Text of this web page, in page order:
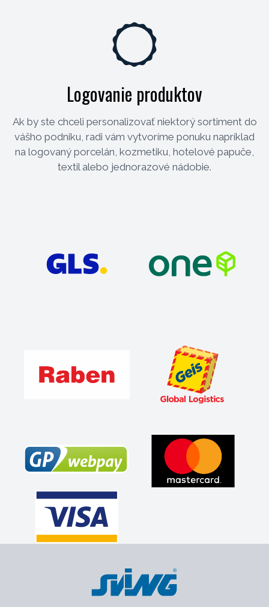
Logovanie produktov
Ak by ste chceli personalizovať niektorý sortiment do
vášho podniku, radi vám vytvoríme ponuku napríklad
na logovaný porcelán, kozmetiku, hotelové papuče,
textil alebo jednorazové nádobie.